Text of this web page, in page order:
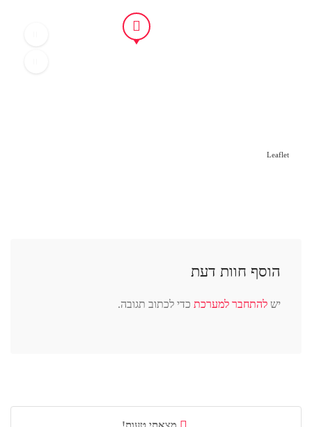
Leaflet
הוסף חוות דעת
יש להתחבר למערכת כדי לכתוב תגובה.
מצאתי טעות!